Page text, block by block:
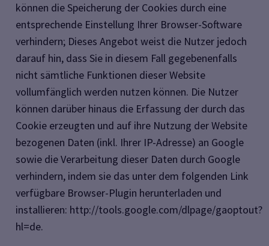
können die Speicherung der Cookies durch eine
entsprechende Einstellung Ihrer Browser-Software
verhindern; Dieses Angebot weist die Nutzer jedoch
darauf hin, dass Sie in diesem Fall gegebenenfalls
nicht sämtliche Funktionen dieser Website
vollumfänglich werden nutzen können. Die Nutzer
können darüber hinaus die Erfassung der durch das
Cookie erzeugten und auf ihre Nutzung der Website
bezogenen Daten (inkl. Ihrer IP-Adresse) an Google
sowie dieVerarbeitung dieser Daten durch Google
verhindern, indem sie das unter dem folgenden Link
verfügbare Browser-Plugin herunterladen und
installieren: http://tools.google.com/dlpage/gaoptout?
hl=de.